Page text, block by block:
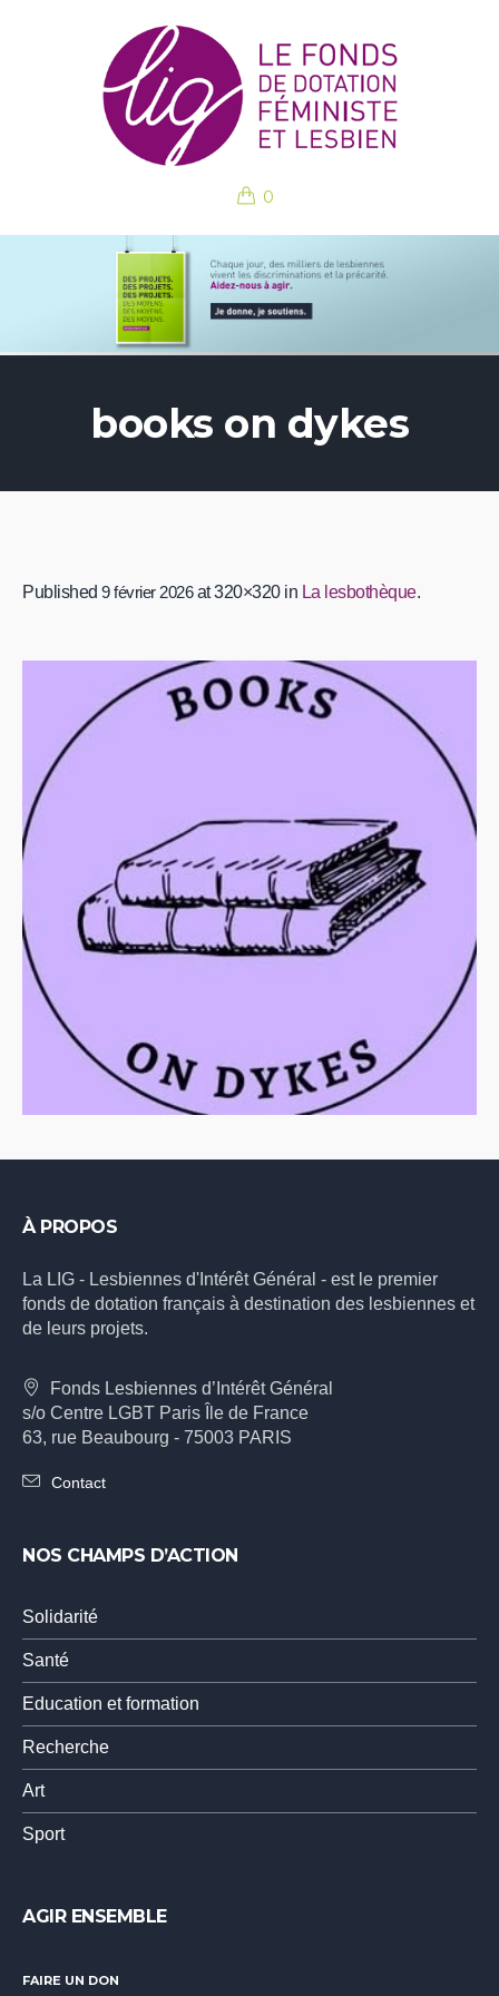
0
books on dykes
Published 9 février 2026at 320×320 in La lesbothèque.
À PROPOS
La LIG - Lesbiennes d'Intérêt Général - est le premier
fonds de dotation français à destination des lesbiennes et
de leurs projets.
Fonds Lesbiennes d’Intérêt Général
s/o Centre LGBT Paris Île de France
63, rue Beaubourg - 75003 PARIS
Contact
NOS CHAMPS D’ACTION
Solidarité
Santé
Education et formation
Recherche
Art
Sport
AGIR ENSEMBLE
FAIRE UN DON